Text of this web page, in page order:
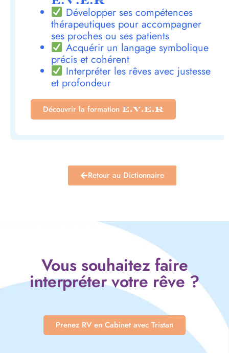
Développer ses compétences
thérapeutiques pour accompagner
ses proches ou ses patients
Acquérir un langage symbolique
précis et cohérent
Interpréter les rêves avec justesse
et profondeur
Découvrir la formation E.V.E.R
Retour au Dictionnaire
Vous souhaitez faire
interpréter votre rêve ?
Prenez RV en Cabinet avec Tristan